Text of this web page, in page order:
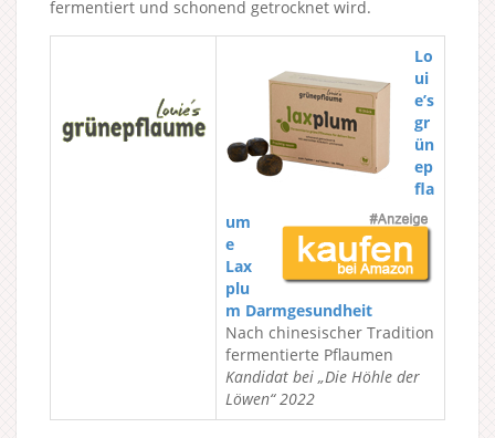
fermentiert und schonend getrocknet wird.
Lo
ui
e’s
gr
ün
ep
fla
um
e
Lax
plu
m Darmgesundheit
Nach chinesischer Tradition
fermentierte Pflaumen
Kandidat bei „Die Höhle der
Löwen“ 2022